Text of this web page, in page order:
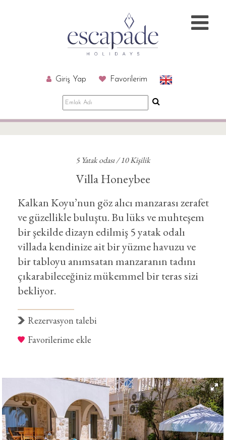
Giriş Yap Favorilerim
5 Yatak odası / 10 Kişilik
Villa Honeybee
Kalkan Koyu’nun göz alıcı manzarası zerafet
ve güzellikle buluştu. Bu lüks ve muhteşem
bir şekilde dizayn edilmiş 5 yatak odalı
villada kendinize ait bir yüzme havuzu ve
bir tabloyu anımsatan manzaranın tadını
çıkarabileceğiniz mükemmel bir teras sizi
bekliyor.
Rezervasyon talebi
Favorilerime ekle